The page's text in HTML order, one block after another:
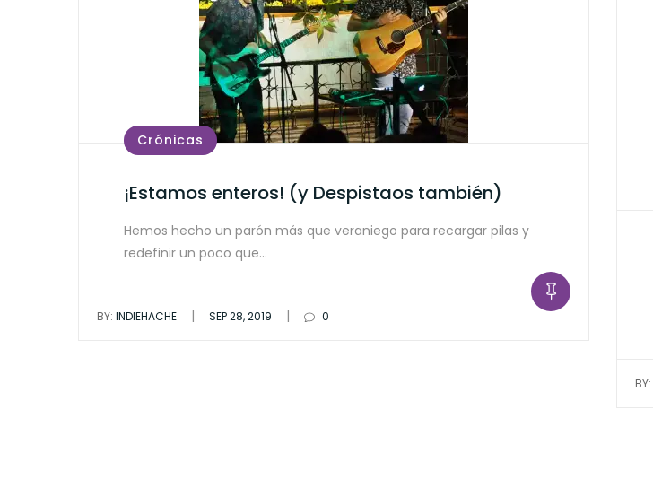
Crónicas
¡Estamos enteros! (y Despistaos también)
Hemos hecho un parón más que veraniego para recargar pilas y
redefinir un poco que…
BY: INDIEHACHE | SEP 28, 2019 | 0
BY: